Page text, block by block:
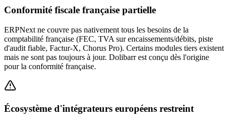
Conformité fiscale française partielle
ERPNext ne couvre pas nativement tous les besoins de la
comptabilité française (FEC, TVA sur encaissements/débits, piste
d'audit fiable, Factur-X, Chorus Pro). Certains modules tiers existent
mais ne sont pas toujours à jour. Dolibarr est conçu dès l'origine
pour la conformité française.
Écosystème d'intégrateurs européens restreint